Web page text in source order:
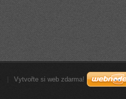
Vytvořte si web zdarma!